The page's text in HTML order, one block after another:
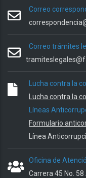
Correo
Correo trámites
Lucha contra la
Lucha contra la
Líneas
Formulario
Línea
Oficina de
Carrera 45 No.